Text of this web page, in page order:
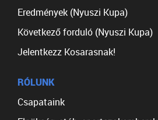
Eredmények (Nyuszi Kupa)
Következő forduló (Nyuszi Kupa)
Jelentkezz Kosarasnak!
RÓLUNK
Csapataink